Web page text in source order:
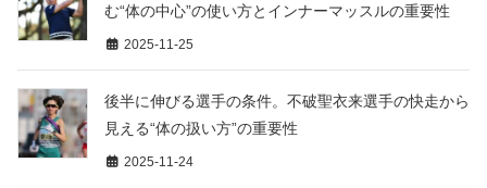
む“体の中心”の使い方とインナーマッスルの重要性
2025-11-25
後半に伸びる選手の条件。不破聖衣来選手の快走から
見える“体の扱い方”の重要性
2025-11-24